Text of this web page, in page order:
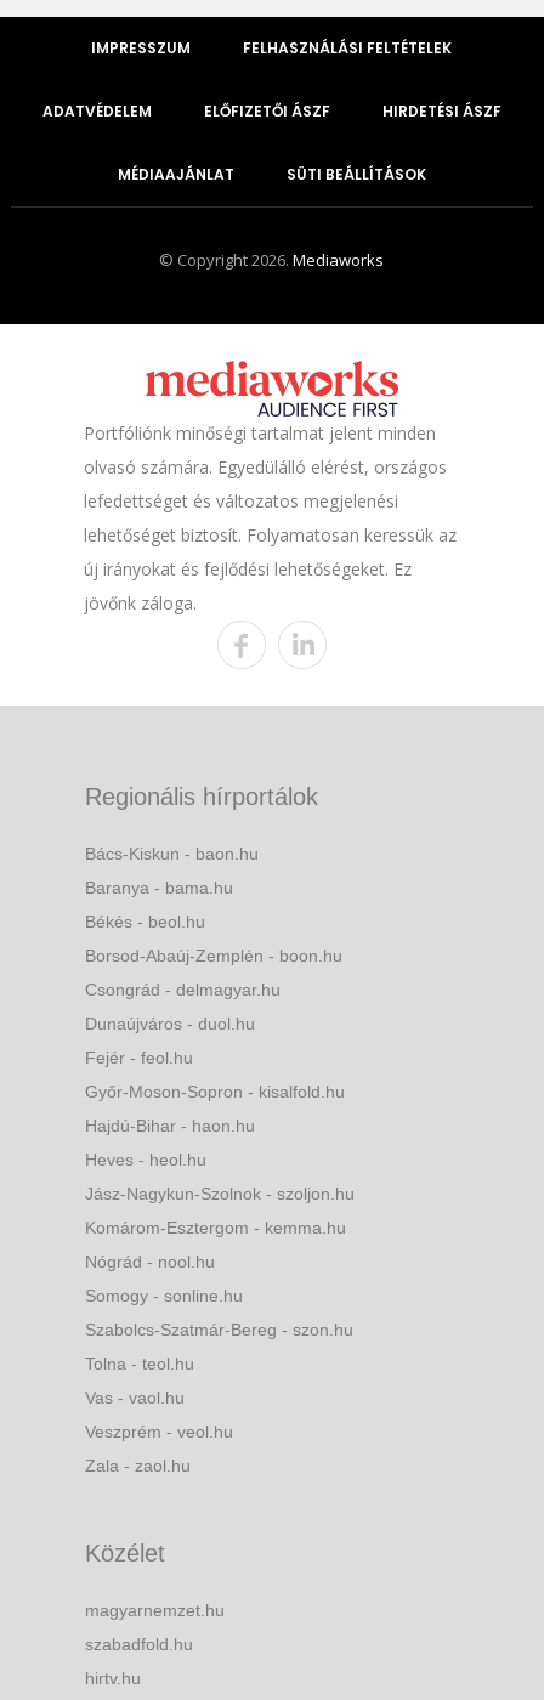
IMPRESSZUM FELHASZNÁLÁSI FELTÉTELEK
ADATVÉDELEM ELŐFIZETŐI ÁSZF HIRDETÉSI ÁSZF
MÉDIAAJÁNLAT SÜTI BEÁLLÍTÁSOK
© Copyright 2026.Mediaworks
Portfóliónk minőségi tartalmat jelent minden
olvasó számára. Egyedülálló elérést, országos
lefedettséget és változatos megjelenési
lehetőséget biztosít. Folyamatosan keressük az
új irányokat és fejlődési lehetőségeket. Ez
jövőnk záloga.
Regionális hírportálok
Bács-Kiskun - baon.hu
Baranya - bama.hu
Békés - beol.hu
Borsod-Abaúj-Zemplén - boon.hu
Csongrád - delmagyar.hu
Dunaújváros - duol.hu
Fejér - feol.hu
Győr-Moson-Sopron - kisalfold.hu
Hajdú-Bihar - haon.hu
Heves - heol.hu
Jász-Nagykun-Szolnok - szoljon.hu
Komárom-Esztergom - kemma.hu
Nógrád - nool.hu
Somogy - sonline.hu
Szabolcs-Szatmár-Bereg - szon.hu
Tolna - teol.hu
Vas - vaol.hu
Veszprém - veol.hu
Zala - zaol.hu
Közélet
magyarnemzet.hu
szabadfold.hu
hirtv.hu